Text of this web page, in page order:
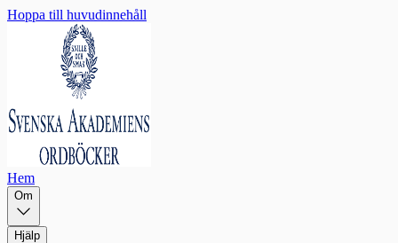
Hoppa till huvudinnehåll
Hem
Om
Hjälp